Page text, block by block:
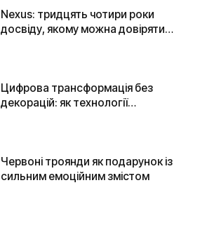
Nexus: тридцять чотири роки
досвіду, якому можна довіряти
Цифрова трансформація без
декорацій: як технології
Червоні троянди як подарунок із
сильним емоційним змістом